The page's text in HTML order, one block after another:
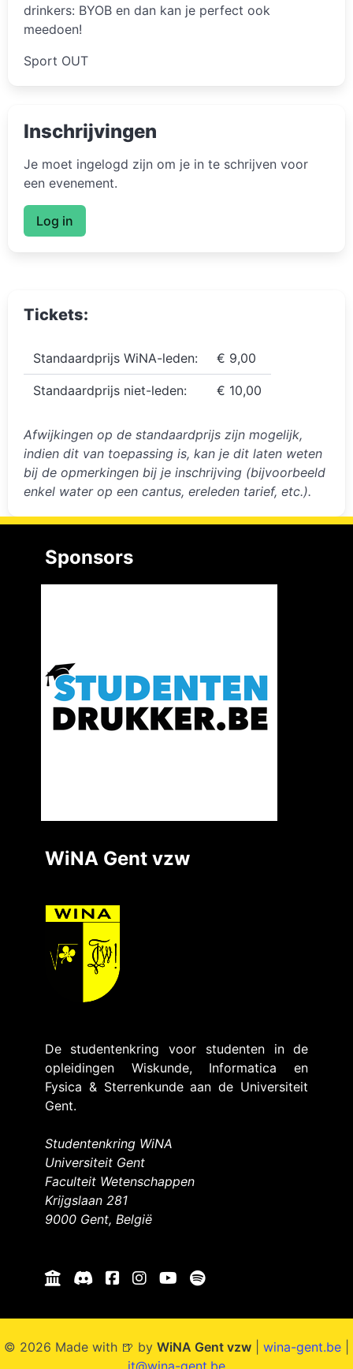
drinkers: BYOB en dan kan je perfect ook
meedoen!
Sport OUT
Inschrijvingen
Je moet ingelogd zijn om je in te schrijven voor
een evenement.
Log in
Tickets:
Standaardprijs WiNA-leden: € 9,00
Standaardprijs niet-leden: € 10,00
Afwijkingen op de standaardprijs zijn mogelijk,
indien dit van toepassing is, kan je dit laten weten
bij de opmerkingen bij je inschrijving (bijvoorbeeld
enkel water op een cantus, ereleden tarief, etc.).
Sponsors
WiNA Gent vzw
De studentenkring voor studenten in de
opleidingen Wiskunde, Informatica en
Fysica & Sterrenkunde aan de Universiteit
Gent.
Studentenkring WiNA
Universiteit Gent
Faculteit Wetenschappen
Krijgslaan 281
9000 Gent, België
© 2026 Made with 🍺 by WiNA Gent vzw wina-gent.be